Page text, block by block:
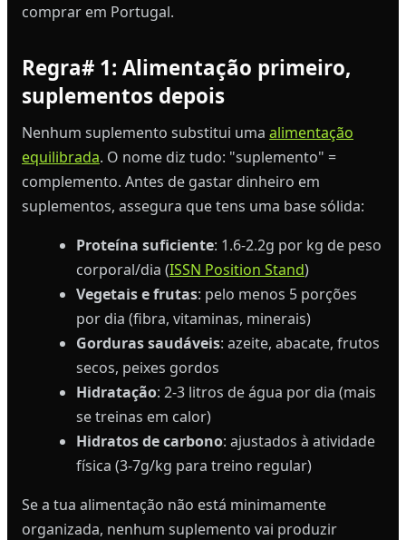
comprar em Portugal.
Regra# 1: Alimentação primeiro,
suplementos depois
Nenhum suplemento substitui uma alimentação
equilibrada. O nome diz tudo: "suplemento" =
complemento. Antes de gastar dinheiro em
suplementos, assegura que tens uma base sólida:
Proteína suficiente: 1.6-2.2g por kg de peso
corporal/dia (ISSN Position Stand)
Vegetais e frutas: pelo menos 5 porções
por dia (fibra, vitaminas, minerais)
Gorduras saudáveis: azeite, abacate, frutos
secos, peixes gordos
Hidratação: 2-3 litros de água por dia (mais
se treinas em calor)
Hidratos de carbono: ajustados à atividade
física (3-7g/kg para treino regular)
Se a tua alimentação não está minimamente
organizada, nenhum suplemento vai produzir